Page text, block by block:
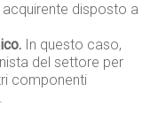
disposto a
In questo caso,
del settore per
componenti